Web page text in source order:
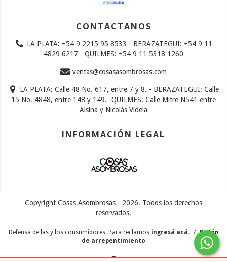
CONTACTANOS
LA PLATA: +54 9 2215 95 8533 - BERAZATEGUI: +54 9 11
4829 6217 - QUILMES: +54 9 11 5318 1260
ventas@cosasasombrosas.com
LA PLATA: Calle 48 No. 617, entre 7 y 8. - BERAZATEGUI: Calle
15 No. 4848, entre 148 y 149. -QUILMES: Calle Mitre N541 entre
Alsina y Nicolás Videla
INFORMACIÓN LEGAL
Copyright Cosas Asombrosas - 2026. Todos los derechos
reservados.
Defensa de las y los consumidores. Para reclamos ingresá acá. / Botón
de arrepentimiento